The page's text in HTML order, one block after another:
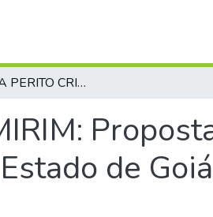
PROGRAMA PERITO CRIMINAL MIRIM: Proposta de criação no âmbito da Polícia Científica do Estado de Goiás
de